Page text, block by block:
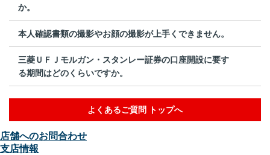
か。
本人確認書類の撮影やお顔の撮影が上手くできません。
三菱ＵＦＪモルガン・スタンレー証券の口座開設に要す
る期間はどのくらいですか。
よくあるご質問 トップへ
店舗へのお問合わせ
支店情報